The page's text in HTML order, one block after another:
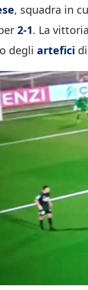
, squadra in
2-1. La
degli artefici